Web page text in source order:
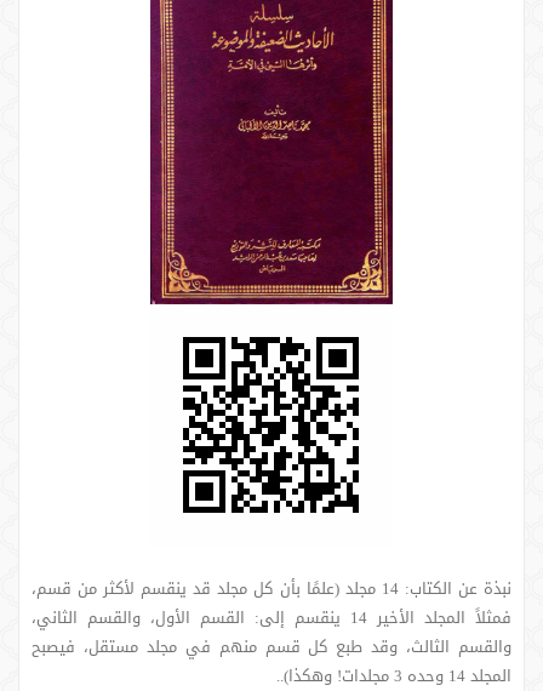
نبذة عن الكتاب: 14 مجلد (علمًا بأن كل مجلد قد ينقسم لأكثر من قسم،
فمثلاً المجلد الأخير 14 ينقسم إلى: القسم الأول، والقسم الثاني،
والقسم الثالث، وقد طبع كل قسم منهم في مجلد مستقل، فيصبح
المجلد 14 وحده 3 مجلدات! وهكذا)..